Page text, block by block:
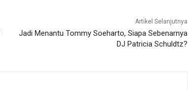
Artikel Selanjutnya
Jadi Menantu Tommy Soeharto, Siapa Sebenarnya
DJ Patricia Schuldtz?